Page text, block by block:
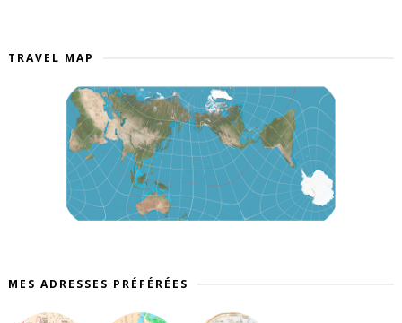
TRAVEL MAP
MES ADRESSES PRÉFÉRÉES